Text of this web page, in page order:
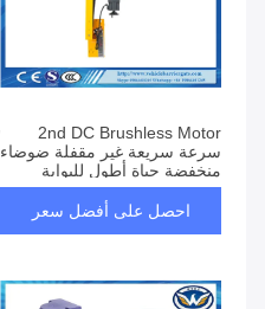
2nd DC Brushless Motor
سرعة سريعة غير مقفلة ضوضاء
منخفضة حياة أطول للبوابة
المنزلقة بوابة الحاجز التلقائي
احصل على أفضل سعر